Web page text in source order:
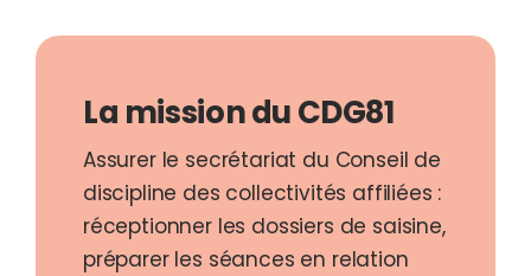
La mission du CDG81
Assurer le secrétariat du Conseil de
discipline des collectivités affiliées :
réceptionner les dossiers de saisine,
préparer les séances en relation